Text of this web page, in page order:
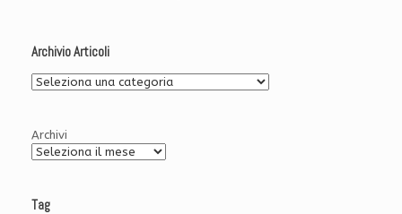
Archivio Articoli
Archivio
Archivi
Tag